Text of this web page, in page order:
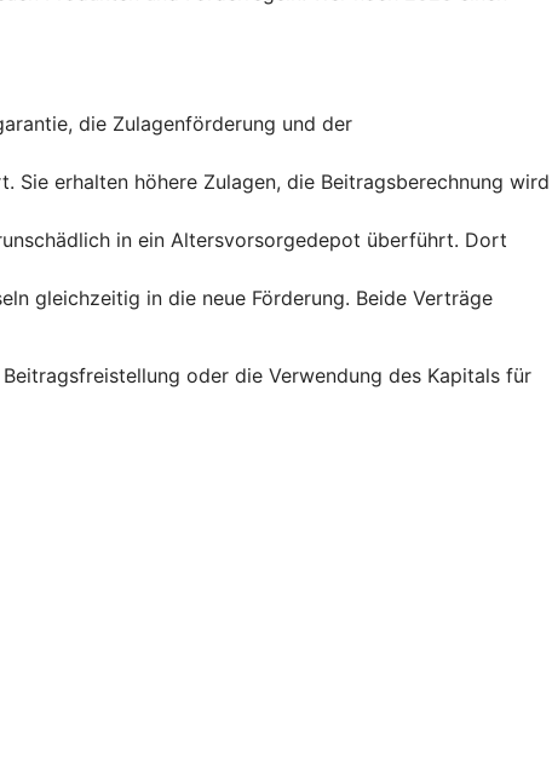
die Zulagenförderung und der
erhalten höhere Zulagen, die Beitragsberechnung wird
in ein Altersvorsorgedepot überführt. Dort
gleichzeitig in die neue Förderung. Beide Verträge
oder die Verwendung des Kapitals für